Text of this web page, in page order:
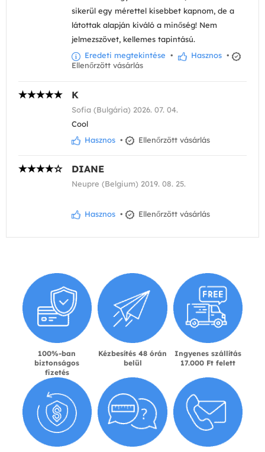
sikerül egy mérettel kisebbet kapnom, de a
látottak alapján kiváló a minőség! Nem
jelmezszövet, kellemes tapintású.
Eredeti megtekintése • Hasznos •
Ellenőrzött vásárlás
K
Sofia (Bulgária) 2026. 07. 04.
Cool
Hasznos • Ellenőrzött vásárlás
DIANE
Neupre (Belgium) 2019. 08. 25.
Hasznos • Ellenőrzött vásárlás
100%-ban
biztonságos
fizetés
Kézbesítés 48 órán
belül
Ingyenes szállítás
17.000 Ft felett